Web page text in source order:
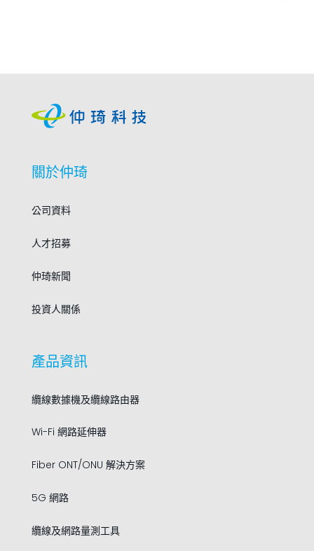
關於仲琦
公司資料
人才招募
仲琦新聞
投資人關係
產品資訊
纜線數據機及纜線路由器
Wi-Fi 網路延伸器
Fiber ONT/ONU 解決方案
5G 網路
纜線及網路量測工具